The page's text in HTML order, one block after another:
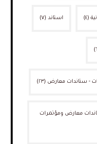
(٤) استاند (٧)
- ستاندات معارض (٢٣)
معارض ومؤتمرات